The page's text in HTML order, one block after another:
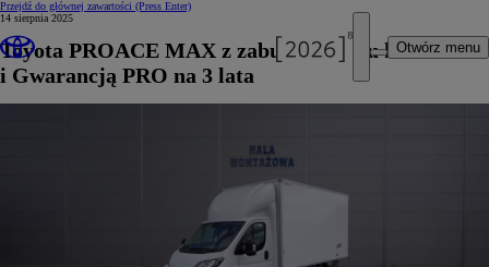
Przejdź do głównej zawartości (Press Enter)
Otwórz menu
14 sierpnia 2025
Toyota PROACE MAX z zabudową typu kontener
i Gwarancją PRO na 3 lata